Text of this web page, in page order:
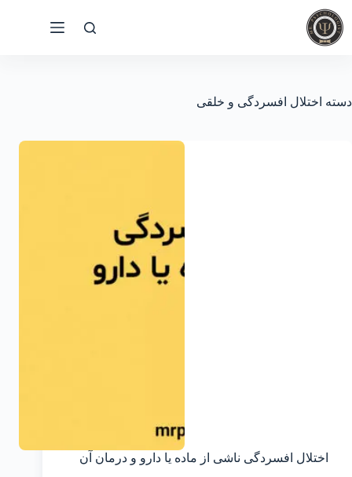
پرش
به
محتوا
دسته اختلال افسردگی و خلقی
اختلال افسردگی ناشی از ماده یا دارو و درمان آن